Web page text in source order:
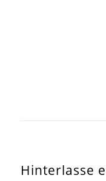
Hinterlasse